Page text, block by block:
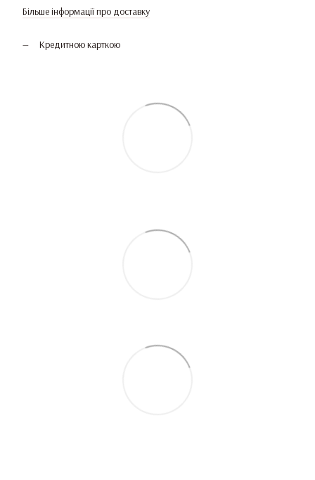
Більше інформації про доставку
Кредитною карткою